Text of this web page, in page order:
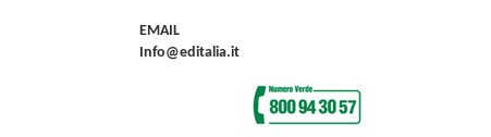
EMAIL
Info@editalia.it